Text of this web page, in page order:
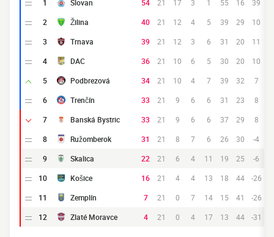
1 Slovan 54 21 17 3 1 55 16
39
2
Žilina 40 21 12 4 5 39 29
10
3
Trnava 39 21 12 3 6 31 20
11
4
DAC 36 21 10 6 5 30 20
10
5
Podbrezová 34 21 10 4 7 39 32
7
6
Trenčín 33 21 9 6 6 31 23
8
7
Banská Bystric 33 21 9 6 6 37 29
8
8
Ružomberok 31 21 8 7 6 26 30
-4
9
Skalica 22 21 6 4 11 19 25
-6
10
Košice 16 21 4 4 13 18 44
-26
11
Zemplín 7 21 0 7 14 15 41
-26
12
Zlaté Moravce 4 21 0 4 17 13 44 -31